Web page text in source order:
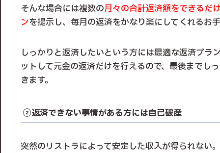
そんな場合には複数の月々の合計返済額をできるだ
ンを提示し、毎月の返済をかなり楽にしてくれるお
しっかりと返済したいという方には最適な返済プラ
ットして元金の返済だけを行えるので、最後までし
きます。
②返済できない事情がある方には自己破産
突然のリストラによって安定した収入が得られない